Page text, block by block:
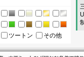
ツートン
その他